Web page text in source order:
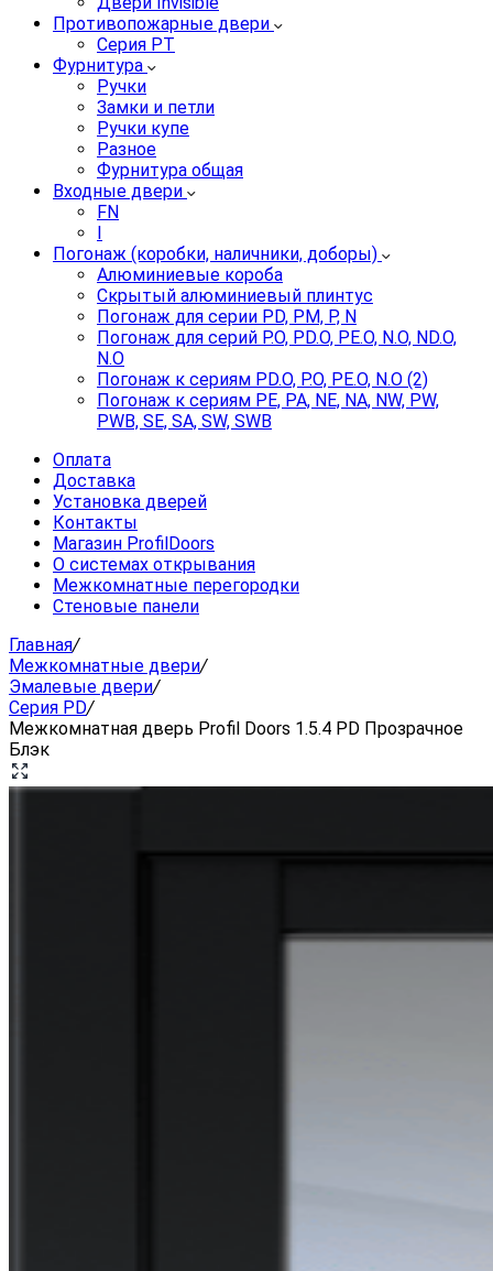
Противопожарные двери
Серия PT
Фурнитура
Ручки
Замки и петли
Ручки купе
Разное
Фурнитура общая
Входные двери
FN
I
Погонаж (коробки, наличники, доборы)
Алюминиевые короба
Скрытый алюминиевый плинтус
Погонаж для серии PD, PM, P, N
Погонаж для серий P.O, PD.O, PE.O, N.O, ND.O,
N.O
Погонаж к сериям PD.O, P.O, PE.O, N.O (2)
Погонаж к сериям PE, PA, NE, NA, NW, PW,
PWB, SE, SA, SW, SWB
Оплата
Доставка
Установка дверей
Контакты
Магазин ProfilDoors
О системах открывания
Межкомнатные перегородки
Стеновые панели
Главная/
Межкомнатные двери/
Эмалевые двери/
Серия PD/
Межкомнатная дверь Profil Doors 1.5.4 PD Прозрачное
Блэк